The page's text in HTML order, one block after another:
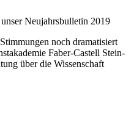
Neujahrsbulletin 2019
noch dramatisiert
Faber-Castell Stein-
über die Wissenschaft